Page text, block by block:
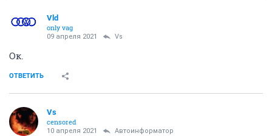
Vld
only vag
09 апреля 2021 Vs
Ок.
ОТВЕТИТЬ
Vs
censored
10 апреля 2021 Автоинформатор